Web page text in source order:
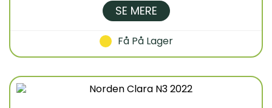
SE MERE
Få På Lager